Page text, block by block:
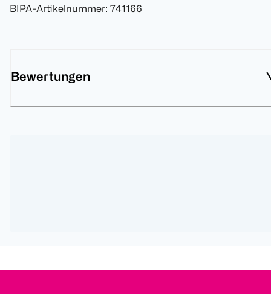
BIPA-Artikelnummer: 741166
Bewertungen